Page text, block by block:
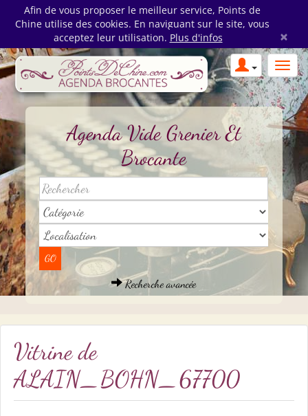
Afin de vous proposer le meilleur service, Points de
Chine utilise des cookies. En naviguant sur le site, vous
acceptez leur utilisation. Plus d'infos ×
Agenda Vide Grenier Et
Brocante
Recherche avancée
Vitrine de
ALAIN_BOHN_67700